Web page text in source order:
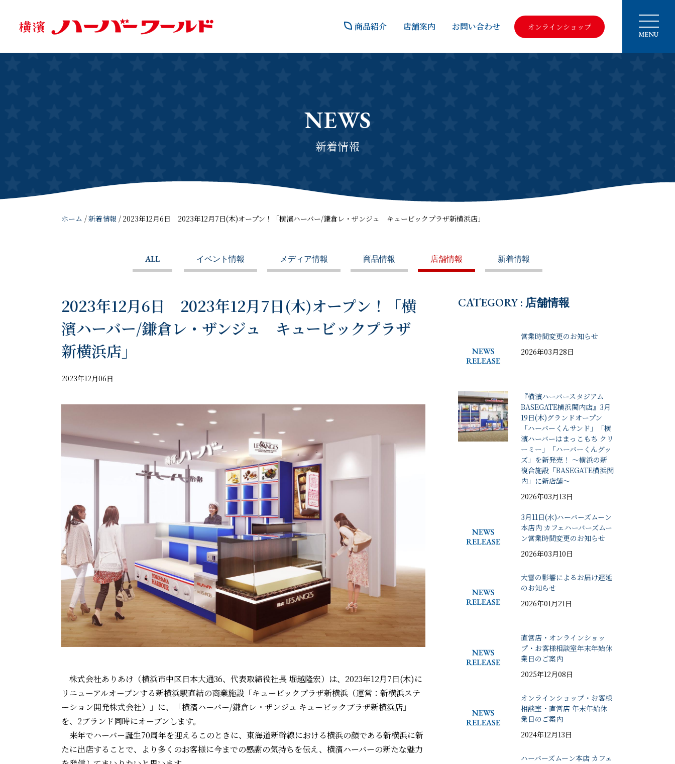
商品紹介 店舗案内 お問い合わせ オンラインショップ
MENU
NEWS
新着情報
ホーム /新着情報 / 2023年12月6日 2023年12月7日(木)オープン！「横濱ハーバー/鎌倉レ・ザンジュ キュービックプラザ新横浜店」
ALL イベント情報 メディア情報 商品情報 店舗情報 新着情報
2023年12月6日 2023年12月7日(木)オープン！「横
濱ハーバー/鎌倉レ・ザンジュ キュービックプラザ
新横浜店」
2023年12月06日
株式会社ありあけ（横浜市中区日本大通36、代表取締役社長 堀越隆宏）は、2023年12月7日(木)に
リニューアルオープンする新横浜駅直結の商業施設「キュービックプラザ新横浜（運営：新横浜ステ
ーション開発株式会社）」に、「横濱ハーバー/鎌倉レ・ザンジュ キュービックプラザ新横浜店」
を、2ブランド同時にオープンします。
来年でハーバー誕生70周年を迎えるこのときに、東海道新幹線における横浜の顔である新横浜に新
たに出店することで、より多くのお客様に今までの感謝の気持ちを伝え、横濱ハーバーの新たな魅力
CATEGORY : 店舗情報
営業時間変更のお知らせ
2026年03月28日
『横濱ハーバースタジアム
BASEGATE横浜関内店』3月
19日(木)グランドオープン
「ハーバーくんサンド」「横
濱ハーバーはまっこもち クリ
ーミー」「ハーバーくんグッ
ズ」を新発売！ ～横浜の新
複合施設「BASEGATE横浜関
内」に新店舗～
2026年03月13日
3月11日(水)ハーバーズムーン
本店内 カフェハーバーズムー
ン営業時間変更のお知らせ
2026年03月10日
大雪の影響によるお届け遅延
のお知らせ
2026年01月21日
直営店・オンラインショッ
プ・お客様相談室年末年始休
業日のご案内
2025年12月08日
オンラインショップ・お客様
相談室・直営店 年末年始休
業日のご案内
2024年12月13日
ハーバーズムーン本店 カフェ